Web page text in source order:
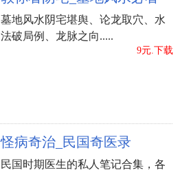
墓地风水阴宅堪舆、论龙取穴、水
法破局例、龙脉之向.....
9元.下载
怪病奇治_民国奇医录
民国时期医生的私人笔记合集，各